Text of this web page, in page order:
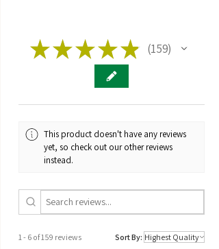
Fitness:
Indoor Outdoor
Greenhouse
mostly Indica
Brand:
HSO Humboldt
ratio:
Auto Feminized
★★★★★ 159
159
This product doesn't have any reviews
yet, so check out our other reviews
instead.
1 - 6 of 159 reviews Sort By: